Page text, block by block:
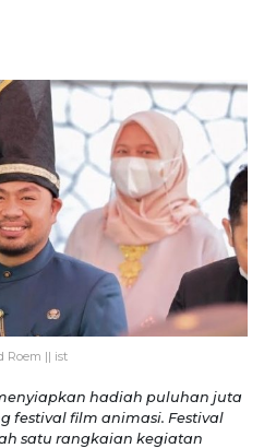
Roem || ist
hadiah puluhan juta
festival film animasi. Festival
satu rangkaian kegiatan